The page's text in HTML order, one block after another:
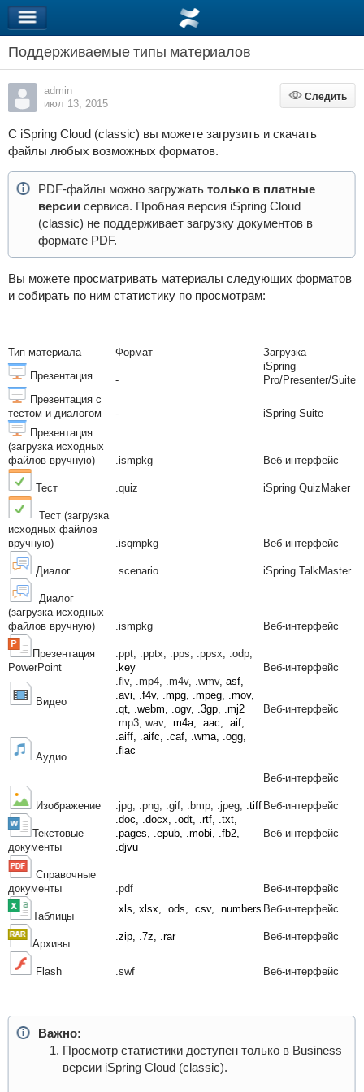
Поддерживаемые типы материалов
admin
июл 13, 2015
Следить
Следить
С iSpring Cloud (classic) вы можете загрузить и скачать
файлы любых возможных форматов.
PDF-файлы можно загружать только в платные
версиисервиса. Пробная версия iSpring Cloud
(classic) не поддерживает загрузку документов в
формате PDF.
Вы можете просматривать материалы следующих форматов
и собирать по ним статистику по просмотрам:
Презентация -
iSpring
Pro/Presenter/Suite
Презентация с
тестом и диалогом
-
iSpring Suite
Презентация
(загрузка исходных
файлов вручную)
.ismpkg Веб-интерфейс
Тест .quiz iSpring QuizMaker
Тест (загрузка
исходных файлов
вручную)
.isqmpkg Веб-интерфейс
Диалог .scenario iSpring TalkMaster
Диалог
(загрузка исходных
файлов вручную)
.ismpkg Веб-интерфейс
Презентация
PowerPoint
.ppt, .pptx, .pps, .ppsx, .odp,
.key
Веб-интерфейс
Видео
.flv, .mp4, .m4v, .wmv, asf,
.avi, .f4v, .mpg, .mpeg, .mov,
.qt, .webm, .ogv, .3gp, .mj2
Веб-интерфейс
Аудио
.mp3, wav, .m4a, .aac, .aif,
.aiff, .aifc, .caf, .wma, .ogg,
.flac
Веб-интерфейс
Изображение .jpg, .png, .gif, .bmp, .jpeg, .tiff Веб-интерфейс
Текстовые
документы
.doc, .docx, .odt, .rtf, .txt,
.pages, .epub, .mobi, .fb2,
.djvu
Веб-интерфейс
Справочные
документы
.pdf Веб-интерфейс
Таблицы
.xls, xlsx, .ods, .csv, .numbers Веб-интерфейс
Архивы
.zip, .7z, .rar Веб-интерфейс
Flash .swf Веб-интерфейс
Тип материала Формат Загрузка
Важно:
Просмотр статистики доступен только в Business
версии iSpring Cloud (classic).